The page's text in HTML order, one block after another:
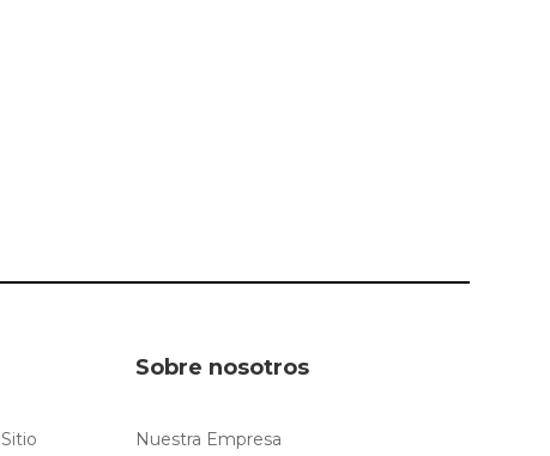
Sitio
Sobre nosotros
Nuestra Empresa